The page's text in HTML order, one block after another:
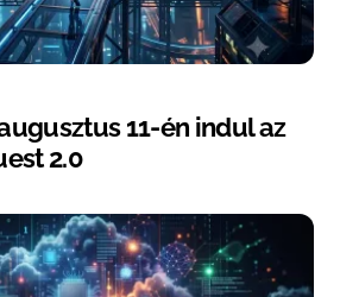
11-én indul az
2.0